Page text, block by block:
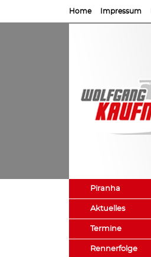
Home Impressum
Piranha
Aktuelles
Termine
Rennerfolge